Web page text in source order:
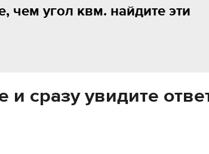
чем угол квм. найдите эти
сразу увидите